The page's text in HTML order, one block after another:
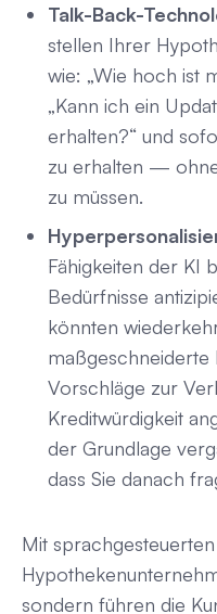
Talk-Back-
stellen Ihrer
wie: „Wie hoch ist
„Kann ich ein
erhalten?“ und
zu erhalten —
zu müssen.
Fähigkeiten der KI
Bedürfnisse
könnten
Vorschläge zur
Kreditwürdigkeit
der Grundlage
dass Sie danach
Mit
sondern führen die